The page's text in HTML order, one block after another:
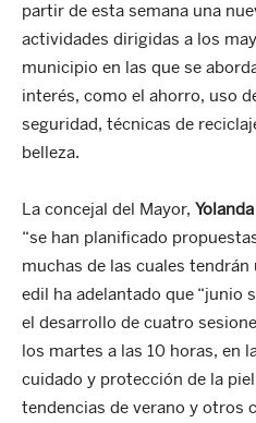
partir de esta semana una
actividades dirigidas a los
municipio en las que se
interés, como el ahorro, uso
seguridad, técnicas de
belleza.
La concejal del Mayor,
“se han planificado
muchas de las cuales tendrán
edil ha adelantado que “junio
el desarrollo de cuatro
los martes a las 10 horas, en
cuidado y protección de la
tendencias de verano y otros